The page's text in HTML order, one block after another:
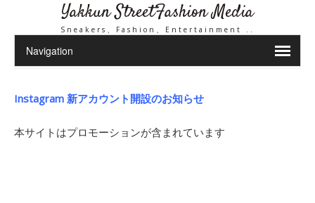
Yakkun StreetFashion Media
Sneakers、Fashion、Entertainment ..
Instagram 新アカウント開設のお知らせ
本サイトはプロモーションが含まれています